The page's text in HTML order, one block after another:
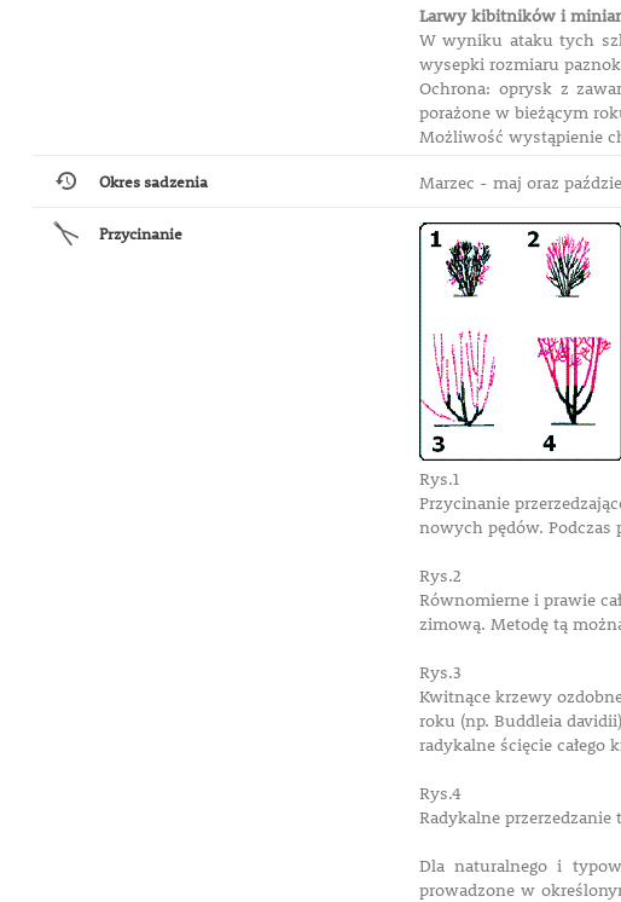
Larwy kibitników i
W wyniku ataku tych
wysepki rozmiaru
Ochrona: oprysk z
porażone w bieżącym
Możliwość wystąpienie
Okres sadzenia Marzec - maj oraz
Przycinanie
Rys.1
Przycinanie
nowych pędów. Podczas
Rys.2
Równomierne i prawie
zimową. Metodę tą
Rys.3
Kwitnące krzewy
roku (np. Buddleia
radykalne ścięcie
Rys.4
Radykalne
Dla naturalnego i
prowadzone w